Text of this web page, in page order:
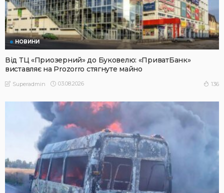
НОВИНИ
Від ТЦ «Приозерний» до Буковелю: «ПриватБанк»
виставляє на Prozorro стягнуте майно
Superadmin 03.08.2026 136